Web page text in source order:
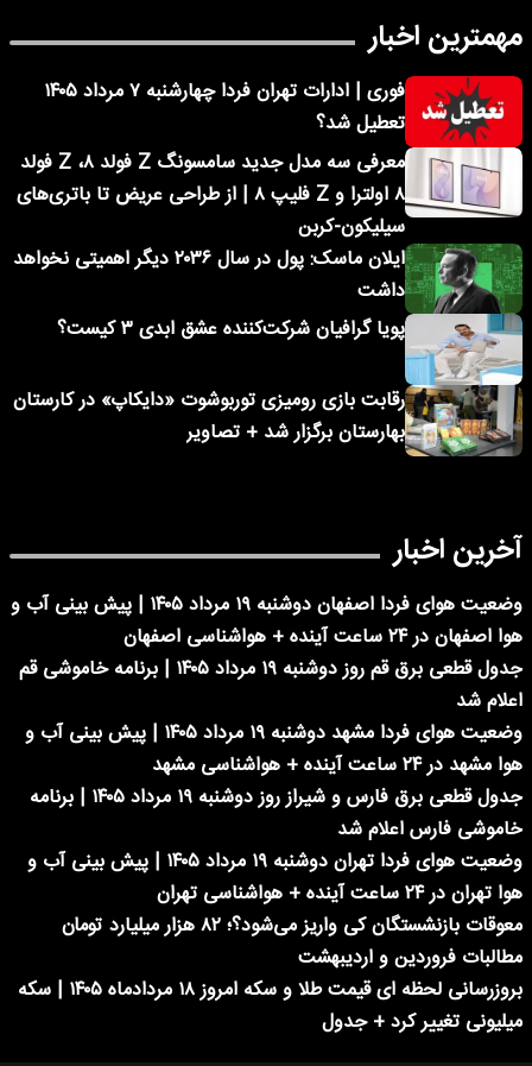
مهمترین اخبار
فوری | ادارات تهران فردا چهارشنبه ۷ مرداد ۱۴۰۵
تعطیل شد؟
معرفی سه مدل جدید سامسونگ Z فولد ۸، Z فولد
۸ اولترا و Z فلیپ ۸ | از طراحی عریض تا باتری‌های
سیلیکون-کربن
ایلان ماسک: پول در سال ۲۰۳۶ دیگر اهمیتی نخواهد
داشت
پویا گرافیان شرکت‌کننده عشق ابدی ۳ کیست؟
رقابت بازی رومیزی توربوشوت «دایکاپ» در کارستان
بهارستان برگزار شد + تصاویر
آخرین اخبار
وضعیت هوای فردا اصفهان دوشنبه ۱۹ مرداد ۱۴۰۵ | پیش بینی آب و
هوا اصفهان در ۲۴ ساعت آینده + هواشناسی اصفهان
جدول قطعی برق قم روز دوشنبه ۱۹ مرداد ۱۴۰۵ | برنامه خاموشی قم
اعلام شد
وضعیت هوای فردا مشهد دوشنبه ۱۹ مرداد ۱۴۰۵ | پیش بینی آب و
هوا مشهد در ۲۴ ساعت آینده + هواشناسی مشهد
جدول قطعی برق فارس و شیراز روز دوشنبه ۱۹ مرداد ۱۴۰۵ | برنامه
خاموشی فارس اعلام شد
وضعیت هوای فردا تهران دوشنبه ۱۹ مرداد ۱۴۰۵ | پیش بینی آب و
هوا تهران در ۲۴ ساعت آینده + هواشناسی تهران
معوقات بازنشستگان کی واریز می‌شود؟؛ ۸۲ هزار میلیارد تومان
مطالبات فروردین و اردیبهشت
بروزرسانی لحظه ای قیمت طلا و سکه امروز ۱۸ مردادماه ۱۴۰۵ | سکه
میلیونی تغییر کرد + جدول